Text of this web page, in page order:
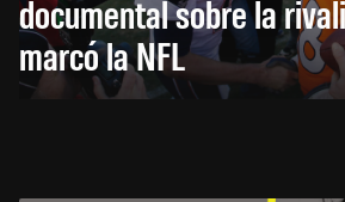
documental sobre la
marcó la NFL